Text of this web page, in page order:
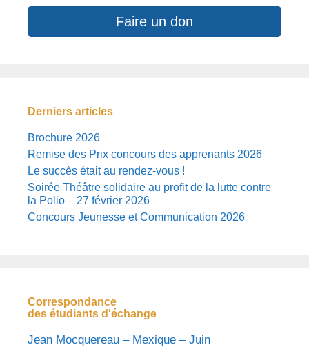
Faire un don
Derniers articles
Brochure 2026
Remise des Prix concours des apprenants 2026
Le succès était au rendez-vous !
Soirée Théâtre solidaire au profit de la lutte contre
la Polio – 27 février 2026
Concours Jeunesse et Communication 2026
Correspondance
des étudiants d'échange
Jean Mocquereau – Mexique – Juin